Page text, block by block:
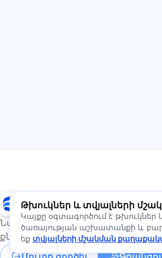
Exalify
Նախապատրաստում
քննություններին
Թխուկներ և տվյալների
Կայքը օգտագործում է
ծառայության աշխատանքի և
եք տվյալների մշակման